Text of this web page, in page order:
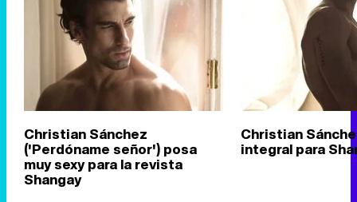
Christian Sánchez
('Perdóname señor') posa
muy sexy para la revista
Shangay
Christian
integral para